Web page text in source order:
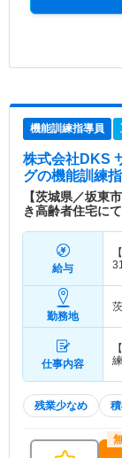
機能訓練指導員
株式会社DKS
グの機能訓練
【茨城県／坂東
き高齢者住宅に
給与
勤務地
仕事内容
残業少なめ